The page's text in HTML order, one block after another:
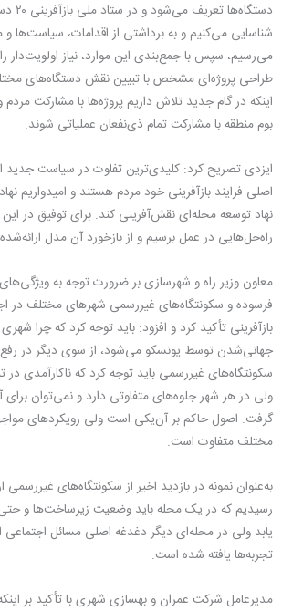
شناسایی می‌کنیم و به برداشتی از اقدامات، سیاست‌ها
می‌رسیم، سپس با جمع‌بندی این موارد، نیاز اولویت‌دار
طراحی پروژه‌ای مشخص با تبیین نقش دستگاه‌های
اینکه در گام جدید تلاش داریم پروژه‌ها با مشارکت
بوم منطقه با مشارکت تمام ذی‌نفعان عملیاتی شوند.
ایزدی تصریح کرد: کلیدی‌ترین تفاوت در سیاست جدید
اصلی فرایند بازآفرینی خود مردم هستند و امیدواریم
نهاد توسعه محله‌ای نقش‌آفرینی کند. برای توفیق در
راه‌حل‌هایی در عمل برسیم و از بازخورد آن مدل ارائه‌شده
معاون وزیر راه و شهرسازی بر ضرورت توجه به
فرسوده و سکونتگاه‌های غیررسمی شهرهای مختلف در
بازآفرینی تأکید کرد و افزود: باید توجه کرد که چرا
جهانی‌شدن توسط یونسکو می‌شود، از سوی دیگر در
سکونتگاه‌های غیررسمی باید توجه کرد که ناکارآمدی در
ولی در هر شهر جلوه‌های متفاوتی دارد و نمی‌توان
گرفت. اصول حاکم بر آن‌یکی است ولی رویکردهای
مختلف متفاوت است.
به‌عنوان نمونه در بازدید اخیر از سکونتگاه‌های غیررسمی
رسیدیم که در یک محله باید وضعیت زیرساخت‌ها و
یابد ولی در محله‌ای دیگر دغدغه اصلی مسائل اجتماعی
تجربه‌ها یافته شده است.
مدیرعامل شرکت عمران و بهسازی شهری با تأکید بر